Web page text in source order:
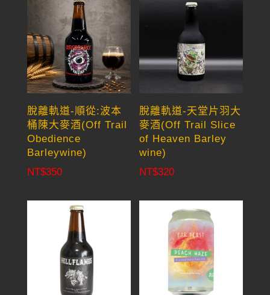
脫離軌道-順從:波本
桶陳大麥酒(Off Trail
Obedience
Barleywine)
NT$350
脫離軌道-天堂片羽大
麥酒(Off Trail Slice
of Heaven Barley
wine)
NT$320